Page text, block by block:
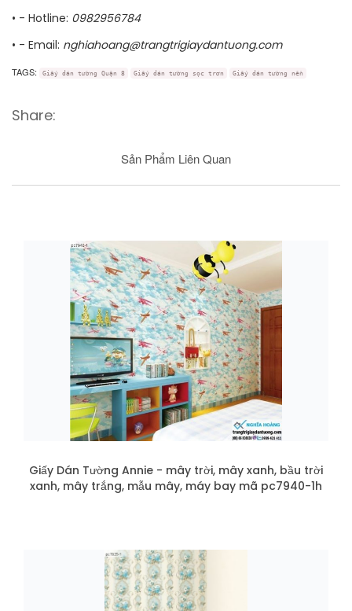
• - Hotline: 0982956784
• - Email: nghiahoang@trangtrigiaydantuong.com
TAGS: Giấy dán tường Quận 8 Giấy dán tường sọc trơn Giấy dán tường nền
Share:
Sản Phẩm Liên Quan
Giấy Dán Tường Annie - mây trời, mây xanh, bầu trời
xanh, mây trắng, mẫu mây, máy bay mã pc7940-1h